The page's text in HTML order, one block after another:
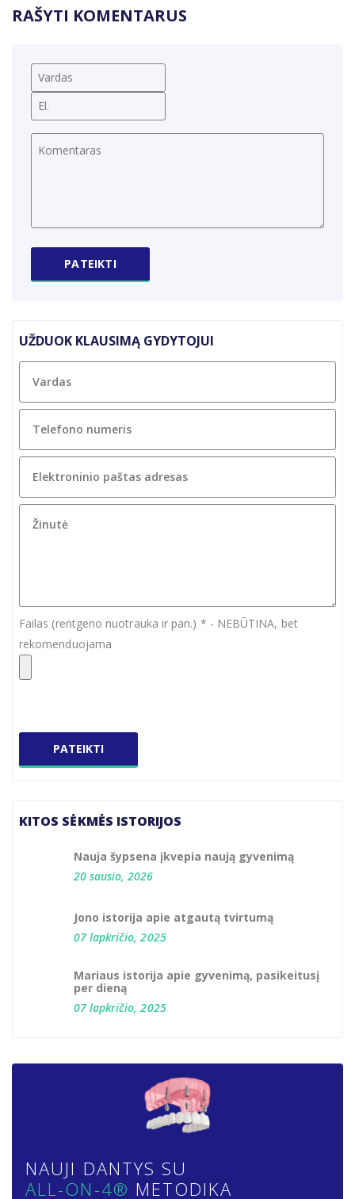
RAŠYTI KOMENTARUS
UŽDUOK KLAUSIMĄ GYDYTOJUI
Failas (rentgeno nuotrauka ir pan.) * - NEBŪTINA, bet
rekomenduojama
KITOS SĖKMĖS ISTORIJOS
Nauja šypsena įkvepia naują gyvenimą
20 sausio, 2026
Jono istorija apie atgautą tvirtumą
07 lapkričio, 2025
Mariaus istorija apie gyvenimą, pasikeitusį
per dieną
07 lapkričio, 2025
NAUJI DANTYS SU
ALL-ON-4® METODIKA